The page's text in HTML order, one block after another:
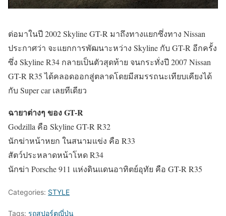
ต่อมาในปี 2002 Skyline GT-R มาถึงทางแยกซึ่งทาง Nissan
ประกาศว่า จะแยกการพัฒนาะหว่าง Skyline กับ GT-R อีกครั้ง
ซึ่ง Skyline R34 กลายเป็นตัวสุดท้าย จนกระทั่งปี 2007 Nissan
GT-R R35 ได้คลอดออกสู่ตลาดโดยมีสมรรถนะเทียบเคียงได้
กับ Super car เลยทีเดียว
ฉายาต่างๆ ของ GT-R
Godzilla คือ Skyline GT-R R32
นักฆ่าหน้าหยก ในสนามแข่ง คือ R33
สัตว์ประหลาดหน้าโหด R34
นักฆ่า Porsche 911 แห่งดินแดนอาทิตย์อุทัย คือ GT-R R35
Categories: STYLE
Tags: รถสปอร์ตญี่ปุ่น